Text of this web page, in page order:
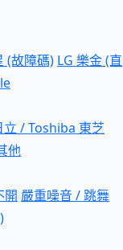
(故障碼) LG 樂金 (直
/ Toshiba 東芝
他
開 嚴重噪音 / 跳舞